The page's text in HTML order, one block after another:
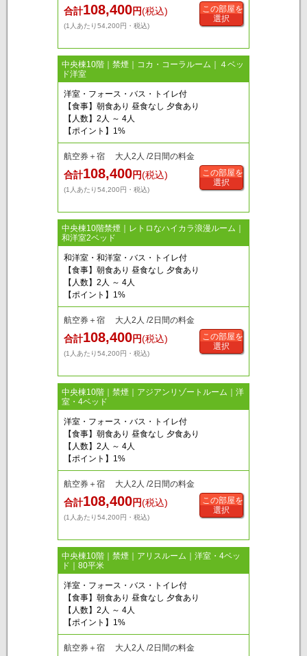
合計108,400円(税込)
(1人あたり54,200円・税込)
この部屋を
選択
中央棟10階｜禁煙｜コカ・コーラルーム｜４ベッ
ド洋室
洋室・フォース・バス・トイレ付
【食事】朝食あり 昼食なし 夕食あり
【人数】2人 ～ 4人
【ポイント】1%
航空券＋宿 大人2人 /2日間の料金
合計108,400円(税込)
(1人あたり54,200円・税込)
この部屋を
選択
中央棟10階禁煙｜レトロなハイカラ浪漫ルーム｜
和洋室2ベッド
和洋室・和洋室・バス・トイレ付
【食事】朝食あり 昼食なし 夕食あり
【人数】2人 ～ 4人
【ポイント】1%
航空券＋宿 大人2人 /2日間の料金
合計108,400円(税込)
(1人あたり54,200円・税込)
この部屋を
選択
中央棟10階｜禁煙｜アジアンリゾートルーム｜洋
室・4ベッド
洋室・フォース・バス・トイレ付
【食事】朝食あり 昼食なし 夕食あり
【人数】2人 ～ 4人
【ポイント】1%
航空券＋宿 大人2人 /2日間の料金
合計108,400円(税込)
(1人あたり54,200円・税込)
この部屋を
選択
中央棟10階｜禁煙｜アリスルーム｜洋室・4ベッ
ド｜80平米
洋室・フォース・バス・トイレ付
【食事】朝食あり 昼食なし 夕食あり
【人数】2人 ～ 4人
【ポイント】1%
航空券＋宿 大人2人 /2日間の料金